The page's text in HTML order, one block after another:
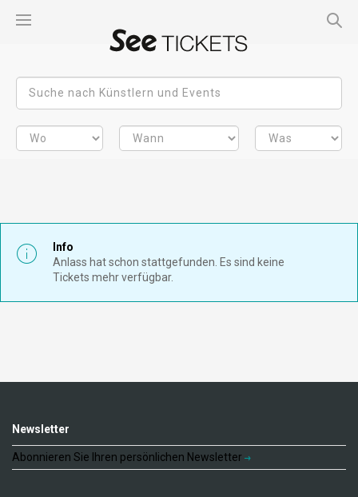
Info
Anlass hat schon stattgefunden. Es sind keine
Tickets mehr verfügbar.
Newsletter
Abonnieren Sie Ihren persönlichen Newsletter